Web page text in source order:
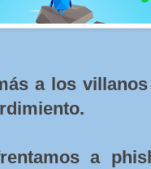
a los
a